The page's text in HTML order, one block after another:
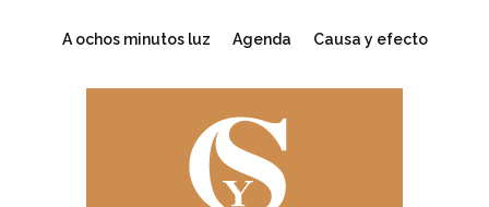
A ochos minutos luz Agenda Causa y efecto